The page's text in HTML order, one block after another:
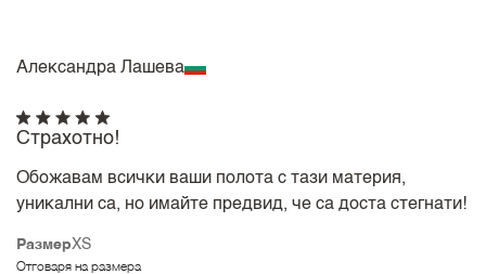
Александра Лашева
РазмерXS
Отговаря на размера
Страхотно!
Обожавам всички ваши полота с тази материя,
уникални са, но имайте предвид, че са доста стегнати!